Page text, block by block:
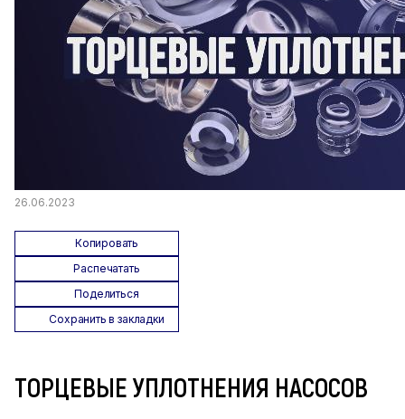
26.06.2023
Копировать
Распечатать
Поделиться
Сохранить в закладки
ТОРЦЕВЫЕ УПЛОТНЕНИЯ НАСОСОВ